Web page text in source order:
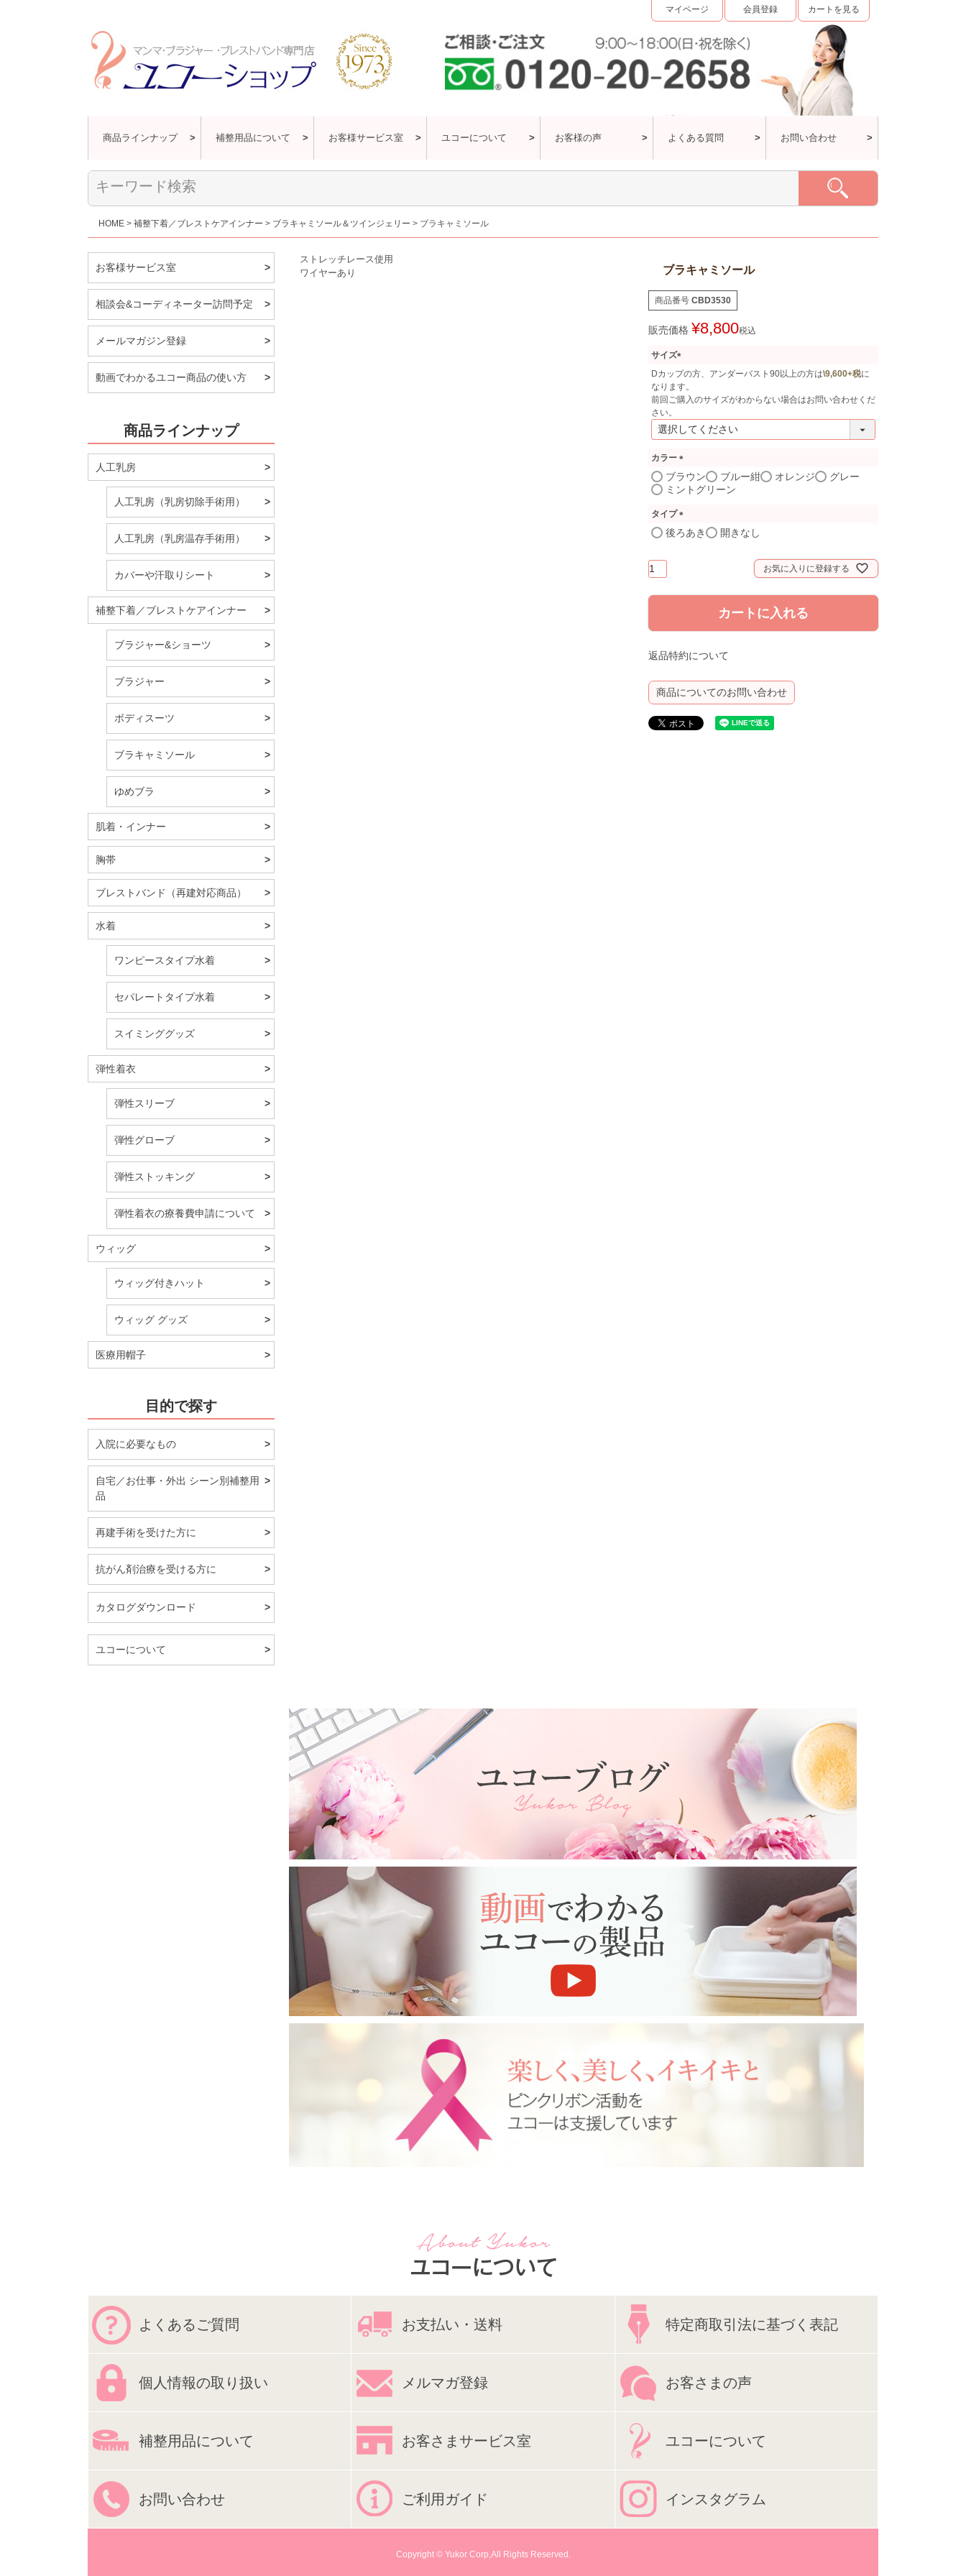
マイページ 会員登録 カートを見る
商品ラインナップ 補整用品について お客様サービス室 ユコーについて お客様の声 よくある質問 お問い合わせ
HOME 補整下着／ブレストケアインナー ブラキャミソール＆ツインジェリー ブラキャミソール
お客様サービス室
相談会&コーディネーター訪問予定
メールマガジン登録
動画でわかるユコー商品の使い方
商品ラインナップ
人工乳房
人工乳房（乳房切除手術用）
人工乳房（乳房温存手術用）
カバーや汗取りシート
補整下着／ブレストケアインナー
ブラジャー&ショーツ
ブラジャー
ボディスーツ
ブラキャミソール
ゆめブラ
肌着・インナー
胸帯
ブレストバンド（再建対応商品）
水着
ワンピースタイプ水着
セパレートタイプ水着
スイミンググッズ
弾性着衣
弾性スリーブ
弾性グローブ
弾性ストッキング
弾性着衣の療養費申請について
ウィッグ
ウィッグ付きハット
ウィッグ グッズ
医療用帽子
目的で探す
入院に必要なもの
自宅／お仕事・外出 シーン別補整用
品
再建手術を受けた方に
抗がん剤治療を受ける方に
カタログダウンロード
ユコーについて
ストレッチレース使用
ワイヤーあり
ブラキャミソール
商品番号 CBD3530
販売価格 ¥8,800税込
サイズ
(
必
須
Dカップの方、アンダーバスト90以上の方は\9,600+税に
なります。
前回ご購入のサイズがわからない場合はお問い合わせくだ
さい。
カラー
(
必
)
ブラウン ブルー紺 オレンジ
グレー
ミントグリーン
タイプ
(
後ろあき 開きなし
お気に入りに登録する
カートに入れる
返品特約について
商品についてのお問い合わせ
よくあるご質問 お支払い・送料 特定商取引法に基づく表記
個人情報の取り扱い メルマガ登録 お客さまの声
補整用品について お客さまサービス室 ユコーについて
お問い合わせ ご利用ガイド インスタグラム
Copyright © Yukor Corp,All Rights Reserved.